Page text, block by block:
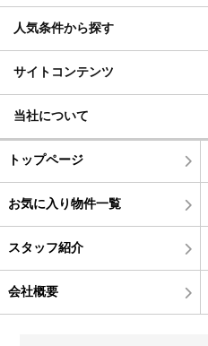
人気条件から探す
サイトコンテンツ
当社について
トップページ
お気に入り物件一覧
スタッフ紹介
会社概要